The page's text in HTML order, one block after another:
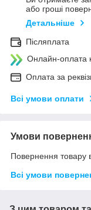
або гроші
Детальніше
Післяплата
Онлайн-оплата
Оплата за
Всі умови оплати
Умови
Повернення товару
Всі умови